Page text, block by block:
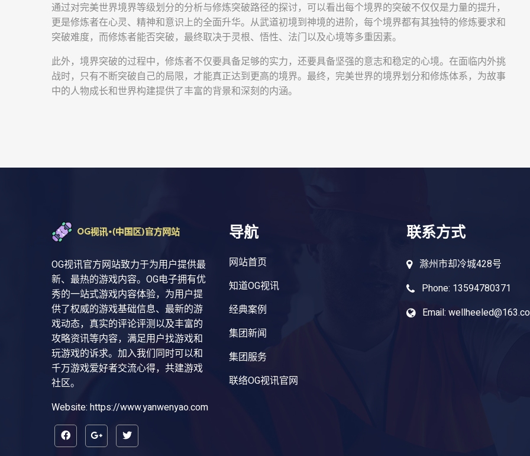
通过对完美世界境界等级划分的分析与修炼突破路径的探讨，可以看出每个境界的突破不仅仅是力量的提升，
更是修炼者在心灵、精神和意识上的全面升华。从武道初境到神境的进阶，每个境界都有其独特的修炼要求和
突破难度，而修炼者能否突破，最终取决于灵根、悟性、法门以及心境等多重因素。
此外，境界突破的过程中，修炼者不仅要具备足够的实力，还要具备坚强的意志和稳定的心境。在面临内外挑
战时，只有不断突破自己的局限，才能真正达到更高的境界。最终，完美世界的境界划分和修炼体系，为故事
中的人物成长和世界构建提供了丰富的背景和深刻的内涵。
OG视讯官方网站致力于为用户提供最
新、最热的游戏内容。OG电子拥有优
秀的一站式游戏内容体验，为用户提
供了权威的游戏基础信息、最新的游
戏动态，真实的评论评测以及丰富的
攻略资讯等内容，满足用户找游戏和
玩游戏的诉求。加入我们同时可以和
千万游戏爱好者交流心得，共建游戏
社区。
Website: https://www.yanwenyao.com
导航
网站首页
知道OG视讯
经典案例
集团新闻
集团服务
联络OG视讯官网
联系方式
滁州市却冷城428号
Phone: 13594780371
Email: